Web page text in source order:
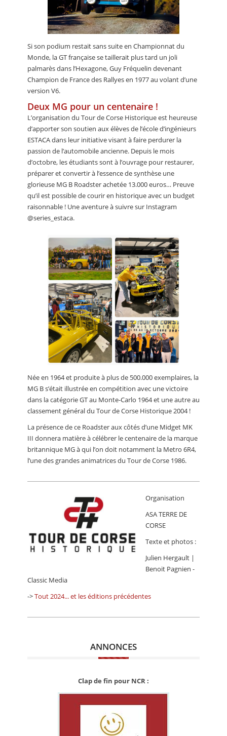
Si son podium restait sans suite en Championnat du
Monde, la GT française se taillerait plus tard un joli
palmarès dans l’Hexagone, Guy Fréquelin devenant
Champion de France des Rallyes en 1977 au volant d’une
version V6.
Deux MG pour un centenaire !
L’organisation du Tour de Corse Historique est heureuse
d’apporter son soutien aux élèves de l’école d’ingénieurs
ESTACA dans leur initiative visant à faire perdurer la
passion de l’automobile ancienne. Depuis le mois
d’octobre, les étudiants sont à l’ouvrage pour restaurer,
préparer et convertir à l’essence de synthèse une
glorieuse MG B Roadster achetée 13.000 euros… Preuve
qu’il est possible de courir en historique avec un budget
raisonnable ! Une aventure à suivre sur Instagram
@series_estaca.
Née en 1964 et produite à plus de 500.000 exemplaires, la
MG B s’était illustrée en compétition avec une victoire
dans la catégorie GT au Monte-Carlo 1964 et une autre au
classement général du Tour de Corse Historique 2004 !
La présence de ce Roadster aux côtés d’une Midget MK
III donnera matière à célébrer le centenaire de la marque
britannique MG à qui l’on doit notamment la Metro 6R4,
l’une des grandes animatrices du Tour de Corse 1986.
Organisation
ASA TERRE DE
CORSE
Texte et photos :
Julien Hergault |
Benoit Pagnien -
Classic Media
->Tout 2024... et les éditions précédentes
ANNONCES
Clap de fin pour NCR :